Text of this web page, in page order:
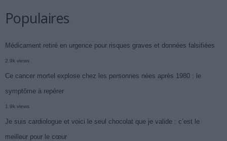
Populaires
Médicament retiré en urgence pour risques graves et données falsifiées
2.9k views
Ce cancer mortel explose chez les personnes nées après 1980 : le
symptôme à repérer
1.9k views
Je suis cardiologue et voici le seul chocolat que je valide : c’est le
meilleur pour le cœur